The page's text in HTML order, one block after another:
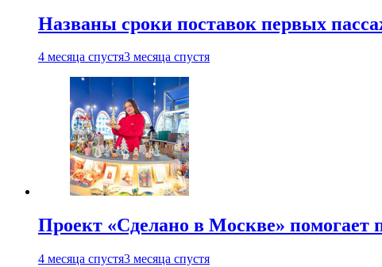
Названы сроки поставок первых
4 месяца спустя3 месяца спустя
Проект «Сделано в Москве»
4 месяца спустя3 месяца спустя